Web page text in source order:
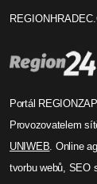
Portál
Provozovatelem
UNIWEB . Online
tvorbu webů, SEO